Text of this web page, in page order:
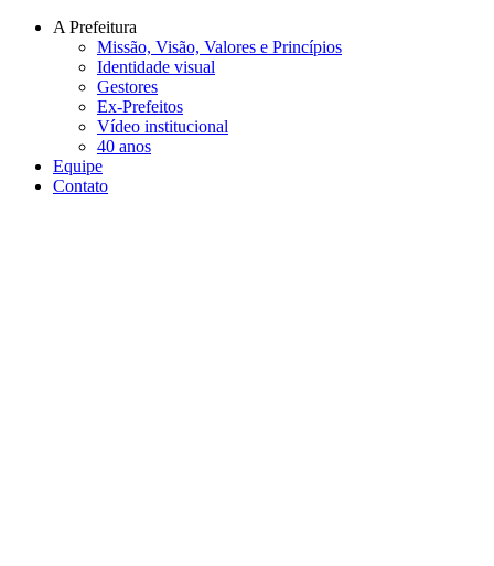
Conteúdo principal
A Prefeitura
Missão, Visão, Valores e Princípios
Identidade visual
Gestores
Ex-Prefeitos
Vídeo institucional
40 anos
Equipe
Contato